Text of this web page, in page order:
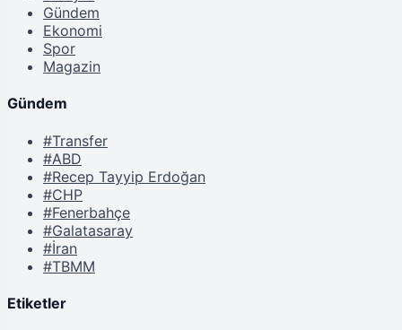
Gündem
Ekonomi
Spor
Magazin
Gündem
#Transfer
#ABD
#Recep Tayyip Erdoğan
#CHP
#Fenerbahçe
#Galatasaray
#İran
#TBMM
Etiketler